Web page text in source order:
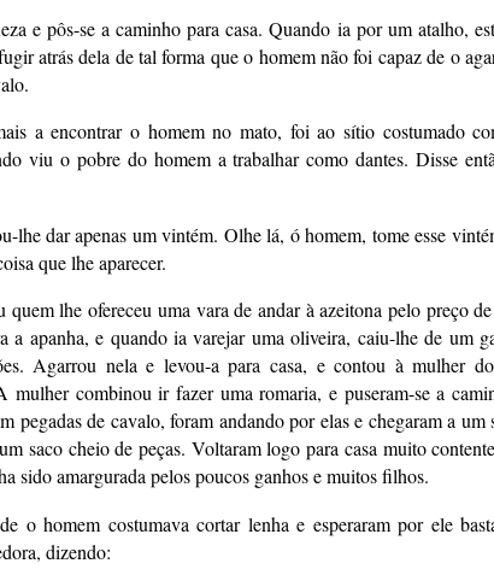
e pôs-se a caminho para casa. Quando ia por um atalho,
atrás dela de tal forma que o homem não foi capaz de o
a encontrar o homem no mato, foi ao sítio costumado
viu o pobre do homem a trabalhar como dantes. Disse
dar apenas um vintém. Olhe lá, ó homem, tome esse
que lhe aparecer.
lhe ofereceu uma vara de andar à azeitona pelo preço
apanha, e quando ia varejar uma oliveira, caiu-lhe de um
Agarrou nela e levou-a para casa, e contou à mulher
mulher combinou ir fazer uma romaria, e puseram-se a
pegadas de cavalo, foram andando por elas e chegaram a um
saco cheio de peças. Voltaram logo para casa muito
sido amargurada pelos poucos ganhos e muitos filhos.
o homem costumava cortar lenha e esperaram por ele
dizendo: